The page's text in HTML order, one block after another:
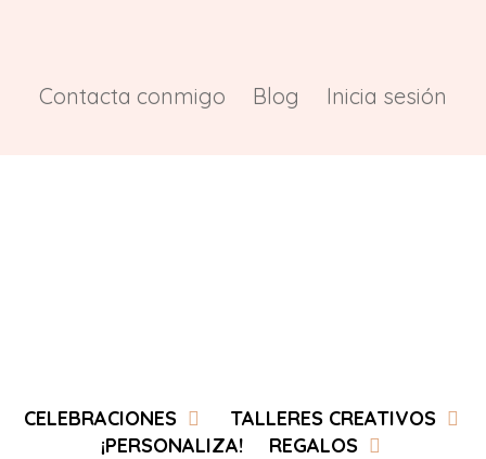
Contacta conmigo Blog Inicia sesión
CELEBRACIONES
TALLERES CREATIVOS
¡PERSONALIZA!
REGALOS